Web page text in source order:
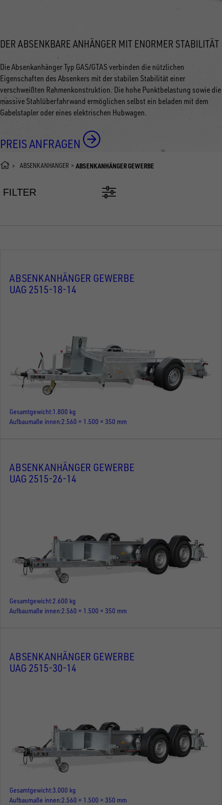
DER ABSENKBARE ANHÄNGER MIT ENORMER STABILITÄT
Die Absenkanhänger Typ GAS/GTAS verbinden die nützlichen
Eigenschaften des Absenkers mit der stabilen Stabilität einer
verschweißten Rahmenkonstruktion. Die hohe Punktbelastung sowie die
massive Stahlüberfahrwand ermöglichen selbst ein beladen mit dem
Gabelstapler oder eines elektrischen Hubwagen.
PREIS ANFRAGEN
ABSENKANHÄNGER ABSENKANHÄNGER GEWERBE
FILTER
ABSENKANHÄNGER GEWERBE
UAG 2515-18-14
Gesamtgewicht 1.800 kg
Aufbaumaße innen 2.560 × 1.500 × 350 mm
ABSENKANHÄNGER GEWERBE
UAG 2515-26-14
Gesamtgewicht 2.600 kg
Aufbaumaße innen 2.560 × 1.500 × 350 mm
ABSENKANHÄNGER GEWERBE
UAG 2515-30-14
Gesamtgewicht3.000 kg
Aufbaumaße innen 2.560 × 1.500 × 350 mm